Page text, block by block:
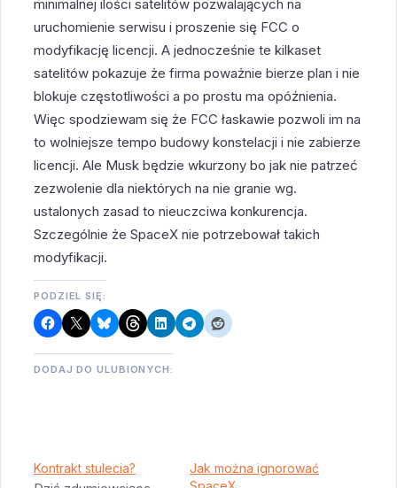
minimalnej ilości satelitów pozwalających na
uruchomienie serwisu i proszenie się FCC o
modyfikację licencji. A jednocześnie te kilkaset
satelitów pokazuje że firma poważnie bierze plan i nie
blokuje częstotliwości a po prostu ma opóźnienia.
Więc spodziewam się że FCC łaskawie pozwoli im na
to wolniejsze tempo budowy konstelacji i nie zabierze
licencji. Ale Musk będzie wkurzony bo jak nie patrzeć
zezwolenie dla niektórych na nie granie wg.
ustalonych zasad to nieuczciwa konkurencja.
Szczególnie że SpaceX nie potrzebował takich
modyfikacji.
PODZIEL SIĘ:
DODAJ DO ULUBIONYCH:
Kontrakt stulecia?
Jak można ignorować